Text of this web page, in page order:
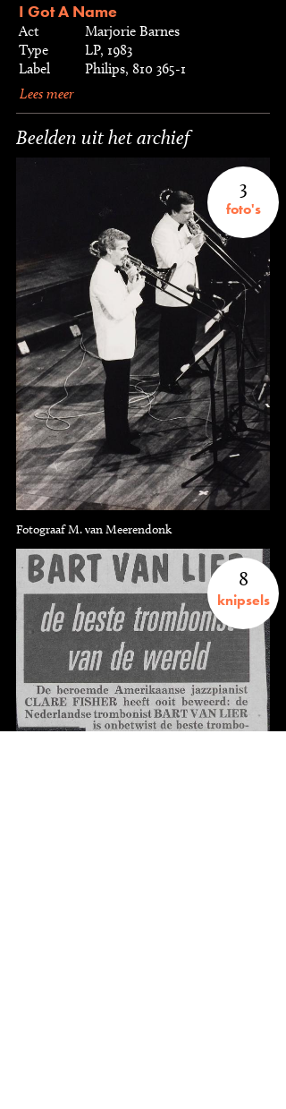
I Got A Name
Act
Marjorie Barnes
Type
LP, 1983
Label
Philips, 810 365-1
Lees meer
Beelden uit het archief
3
foto's
Fotograaf M. van Meerendonk
8
knipsels